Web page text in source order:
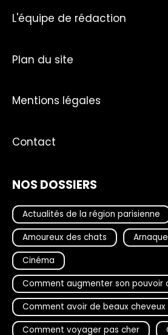
L'équipe de rédaction
Plan du site
Mentions légales
Contact
NOS DOSSIERS
Actualités de la région parisienne
Amoureux des chats
Arnaque
Cinéma
Comment augmenter son pouvoir
Comment avoir de beaux cheveux
Comment voyager pas cher